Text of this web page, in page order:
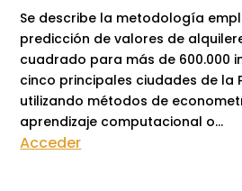
Se describe la metodología
predicción de valores de
cuadrado para más de 600.000
cinco principales ciudades de la
utilizando métodos de
aprendizaje computacional o...
Acceder